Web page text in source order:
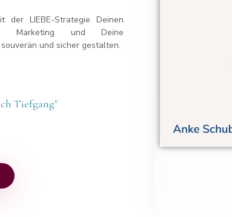
LIEBE-Strategie Deinen
Marketing und Deine
und sicher gestalten.
Tiefgang"